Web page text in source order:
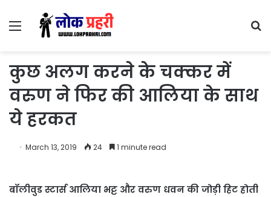
Menu
कुछ अलग करने के चक्कर में
वरुण ने फिर की आलिया के साथ
ये हरकत
March 13, 2019 24 1 minute read
बॉलीवुड स्टार्स आलिया भट्ट और वरुण धवन की जोड़ी हिट होती